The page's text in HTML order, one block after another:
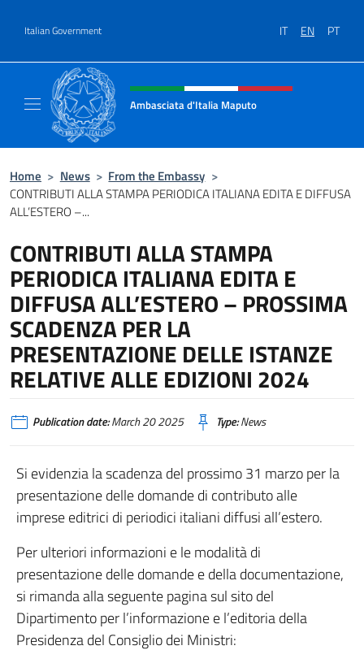
Italian Government IT EN PT
Header, social and menu of site
Ambasciata d'Italia Maputo
Home > News > From the Embassy >
CONTRIBUTI ALLA STAMPA PERIODICA ITALIANA EDITA E DIFFUSA
ALL’ESTERO –...
CONTRIBUTI ALLA STAMPA
PERIODICA ITALIANA EDITA E
DIFFUSA ALL’ESTERO – PROSSIMA
SCADENZA PER LA
PRESENTAZIONE DELLE ISTANZE
RELATIVE ALLE EDIZIONI 2024
Publication date:March 20 2025 Type:News
Si evidenzia la scadenza del prossimo 31 marzo per la
presentazione delle domande di contributo alle
imprese editrici di periodici italiani diffusi all’estero.
Per ulteriori informazioni e le modalità di
presentazione delle domande e della documentazione,
si rimanda alla seguente pagina sul sito del
Dipartimento per l’informazione e l’editoria della
Presidenza del Consiglio dei Ministri: